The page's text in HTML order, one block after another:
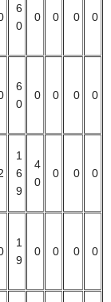
6
0
0 0 0 0
6
0
0 0 0 0
1
6
9
4
0
0 0 0
1
9
0 0 0 0